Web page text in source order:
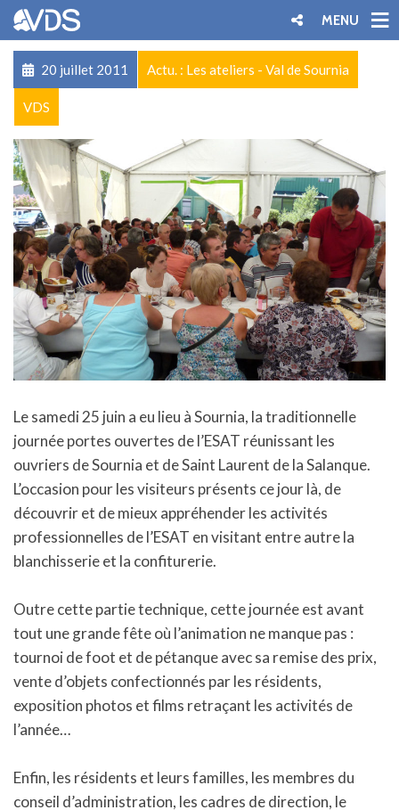
MENU
20 juillet 2011 Actu. : Les ateliers - Val de Sournia
VDS
Le samedi 25 juin a eu lieu à Sournia, la traditionnelle
journée portes ouvertes de l’ESAT réunissant les
ouvriers de Sournia et de Saint Laurent de la Salanque.
L’occasion pour les visiteurs présents ce jour là, de
découvrir et de mieux appréhender les activités
professionnelles de l’ESAT en visitant entre autre la
blanchisserie et la confiturerie.
Outre cette partie technique, cette journée est avant
tout une grande fête où l’animation ne manque pas :
tournoi de foot et de pétanque avec sa remise des prix,
vente d’objets confectionnés par les résidents,
exposition photos et films retraçant les activités de
l’année…
Enfin, les résidents et leurs familles, les membres du
conseil d’administration, les cadres de direction, le